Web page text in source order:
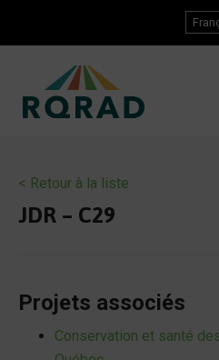
< Retour à la liste
JDR – C29
Projets associés
Conservation et santé